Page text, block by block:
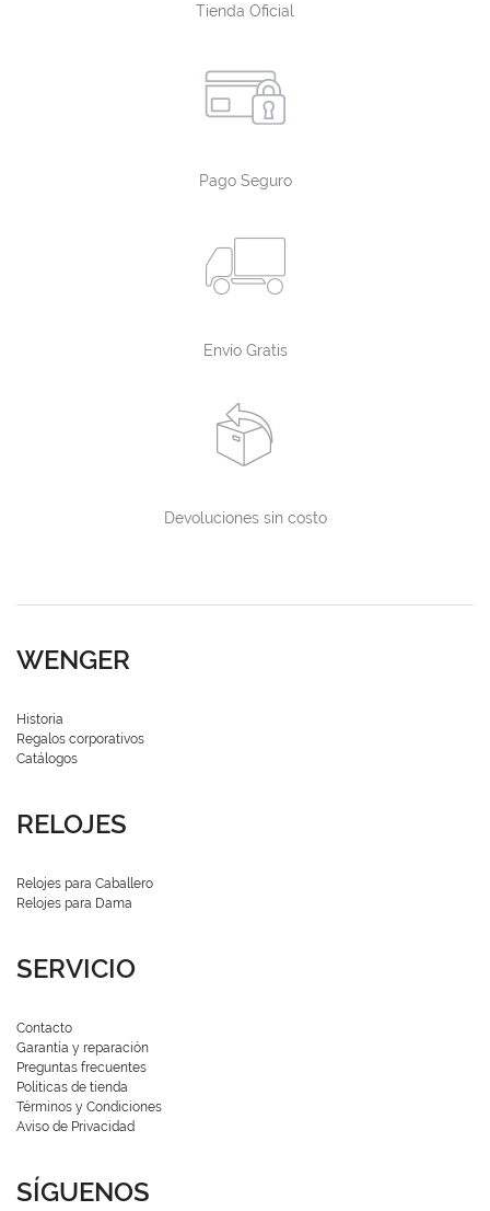
Tienda Oficial
Pago Seguro
Envío Gratis
Devoluciones sin costo
WENGER
Historia
Regalos corporativos
Catálogos
RELOJES
Relojes para Caballero
Relojes para Dama
SERVICIO
Contacto
Garantía y reparación
Preguntas frecuentes
Políticas de tienda
Términos y Condiciones
Aviso de Privacidad
SÍGUENOS